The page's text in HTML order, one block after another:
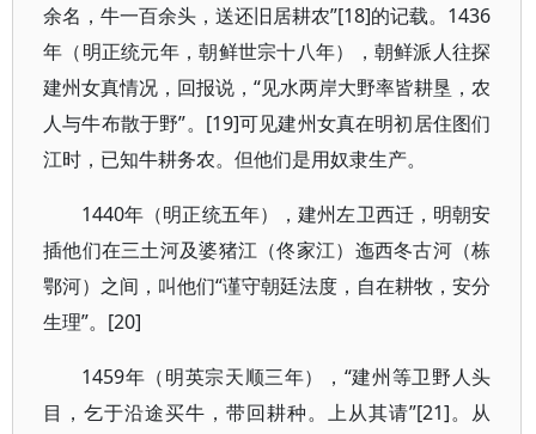
余名，牛一百余头，送还旧居耕农”[18]的记载。1436
年（明正统元年，朝鲜世宗十八年），朝鲜派人往探
建州女真情况，回报说，“见水两岸大野率皆耕垦，农
人与牛布散于野”。[19]可见建州女真在明初居住图们
江时，已知牛耕务农。但他们是用奴隶生产。
1440年（明正统五年），建州左卫西迁，明朝安
插他们在三土河及婆猪江（佟家江）迤西冬古河（栋
鄂河）之间，叫他们“谨守朝廷法度，自在耕牧，安分
生理”。[20]
1459年（明英宗天顺三年），“建州等卫野人头
目，乞于沿途买牛，带回耕种。上从其请”[21]。从